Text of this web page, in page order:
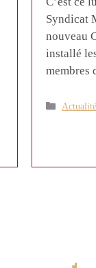
Syndicat
nouveau
installé
membres